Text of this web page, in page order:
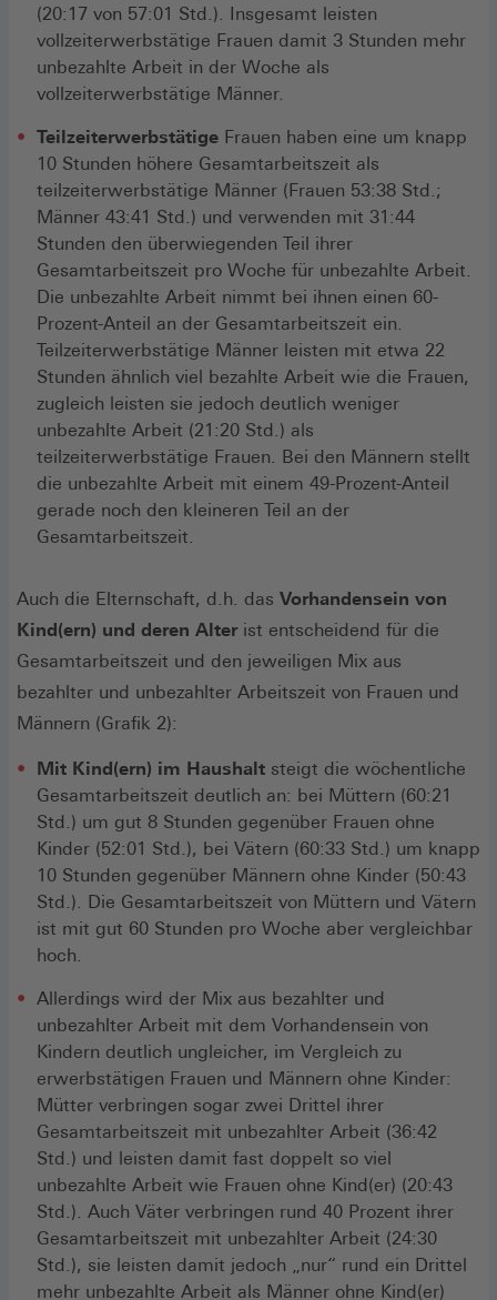
(20:17 von 57:01 Std.). Insgesamt leisten
vollzeiterwerbstätige Frauen damit 3 Stunden mehr
unbezahlte Arbeit in der Woche als
vollzeiterwerbstätige Männer.
Teilzeiterwerbstätige Frauen haben eine um knapp
10 Stunden höhere Gesamtarbeitszeit als
teilzeiterwerbstätige Männer (Frauen 53:38 Std.;
Männer 43:41 Std.) und verwenden mit 31:44
Stunden den überwiegenden Teil ihrer
Gesamtarbeitszeit pro Woche für unbezahlte Arbeit.
Die unbezahlte Arbeit nimmt bei ihnen einen 60-
Prozent-Anteil an der Gesamtarbeitszeit ein.
Teilzeiterwerbstätige Männer leisten mit etwa 22
Stunden ähnlich viel bezahlte Arbeit wie die Frauen,
zugleich leisten sie jedoch deutlich weniger
unbezahlte Arbeit (21:20 Std.) als
teilzeiterwerbstätige Frauen. Bei den Männern stellt
die unbezahlte Arbeit mit einem 49-Prozent-Anteil
gerade noch den kleineren Teil an der
Gesamtarbeitszeit.
Auch die Elternschaft, d.h. das Vorhandensein von
Kind(ern) und deren Alter ist entscheidend für die
Gesamtarbeitszeit und den jeweiligen Mix aus
bezahlter und unbezahlter Arbeitszeit von Frauen und
Männern (Grafik 2):
Mit Kind(ern) im Haushalt steigt die wöchentliche
Gesamtarbeitszeit deutlich an: bei Müttern (60:21
Std.) um gut 8 Stunden gegenüber Frauen ohne
Kinder (52:01 Std.), bei Vätern (60:33 Std.) um knapp
10 Stunden gegenüber Männern ohne Kinder (50:43
Std.). Die Gesamtarbeitszeit von Müttern und Vätern
ist mit gut 60 Stunden pro Woche aber vergleichbar
hoch.
Allerdings wird der Mix aus bezahlter und
unbezahlter Arbeit mit dem Vorhandensein von
Kindern deutlich ungleicher, im Vergleich zu
erwerbstätigen Frauen und Männern ohne Kinder:
Mütter verbringen sogar zwei Drittel ihrer
Gesamtarbeitszeit mit unbezahlter Arbeit (36:42
Std.) und leisten damit fast doppelt so viel
unbezahlte Arbeit wie Frauen ohne Kind(er) (20:43
Std.). Auch Väter verbringen rund 40 Prozent ihrer
Gesamtarbeitszeit mit unbezahlter Arbeit (24:30
Std.), sie leisten damit jedoch „nur“ rund ein Drittel
mehr unbezahlte Arbeit als Männer ohne Kind(er)